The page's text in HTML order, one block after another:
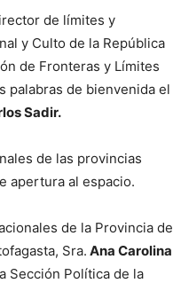
de límites y
y Culto de la República
de Fronteras y Límites
palabras de bienvenida el
Sadir.
de las provincias
apertura al espacio.
de la Provincia de
Sra. Ana Carolina
Sección Política de la